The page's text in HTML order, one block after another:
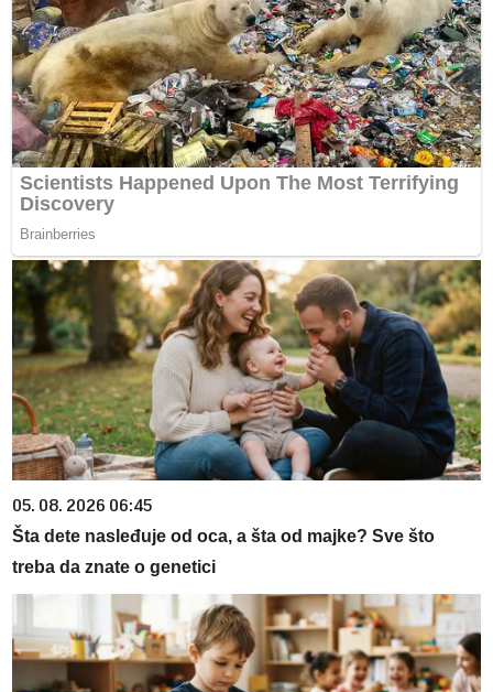
05. 08. 2026 06:45
Šta dete nasleđuje od oca, a šta od majke? Sve što
treba da znate o genetici